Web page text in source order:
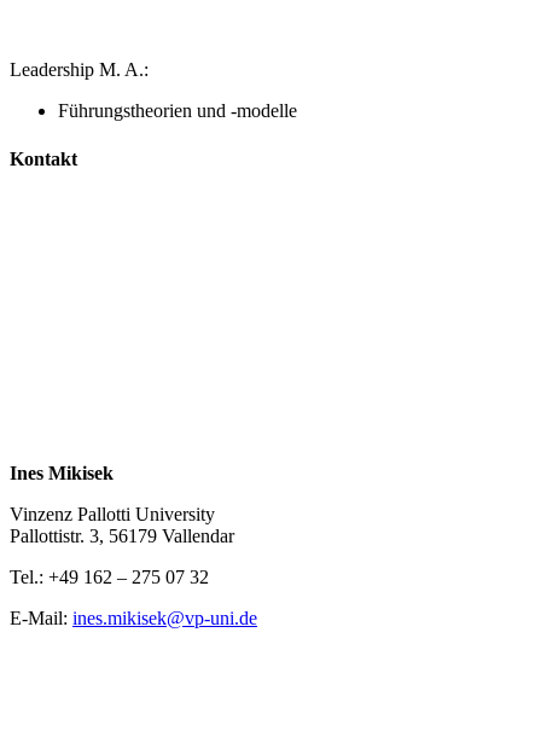
Leadership M. A.:
Führungstheorien und -modelle
Kontakt
Ines Mikisek
Vinzenz Pallotti University
Pallottistr. 3, 56179 Vallendar
Tel.: +49 162 – 275 07 32
E-Mail: ines.mikisek@vp-uni.de